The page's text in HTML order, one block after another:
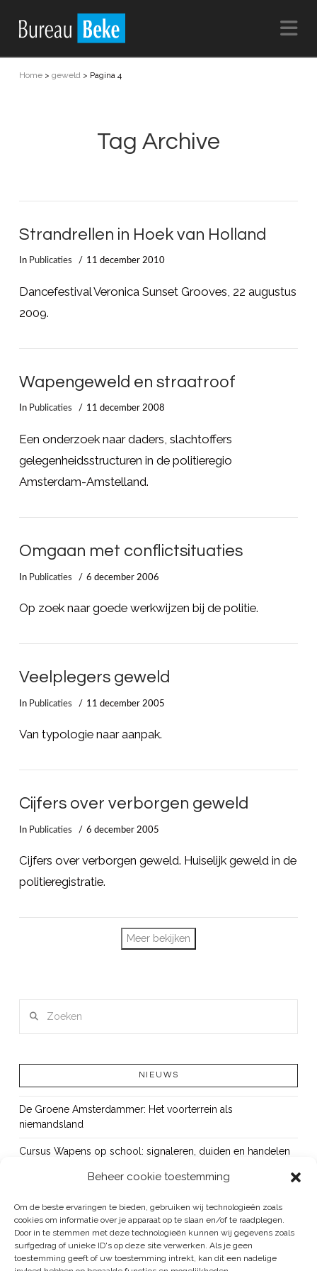
Beheer cookie toestemming
Om de beste ervaringen te bieden, gebruiken wij technologieën zoals
cookies om informatie over je apparaat op te slaan en/of te raadplegen.
Door in te stemmen met deze technologieën kunnen wij gegevens zoals
surfgedrag of unieke ID's op deze site verwerken. Als je geen
toestemming geeft of uw toestemming intrekt, kan dit een nadelige
Home> geweld > Pagina 4
Tag Archive
Strandrellen in Hoek van Holland
In Publicaties 11 december 2010
Dancefestival Veronica Sunset Grooves, 22 augustus
2009.
Wapengeweld en straatroof
In Publicaties 11 december 2008
Een onderzoek naar daders, slachtoffers
gelegenheidsstructuren in de politieregio
Amsterdam-Amstelland.
Omgaan met conflictsituaties
In Publicaties 6 december 2006
Op zoek naar goede werkwijzen bij de politie.
Veelplegers geweld
In Publicaties 11 december 2005
Van typologie naar aanpak.
Cijfers over verborgen geweld
In Publicaties 6 december 2005
Cijfers over verborgen geweld. Huiselijk geweld in de
politieregistratie.
Meer bekijken
NIEUWS
De Groene Amsterdammer: Het voorterrein als
niemandsland
Cursus Wapens op school: signaleren, duiden en handelen
Bureau Beke ontwikkelt jeugdmonitor Aruba
Vacature: senior onderzoeker